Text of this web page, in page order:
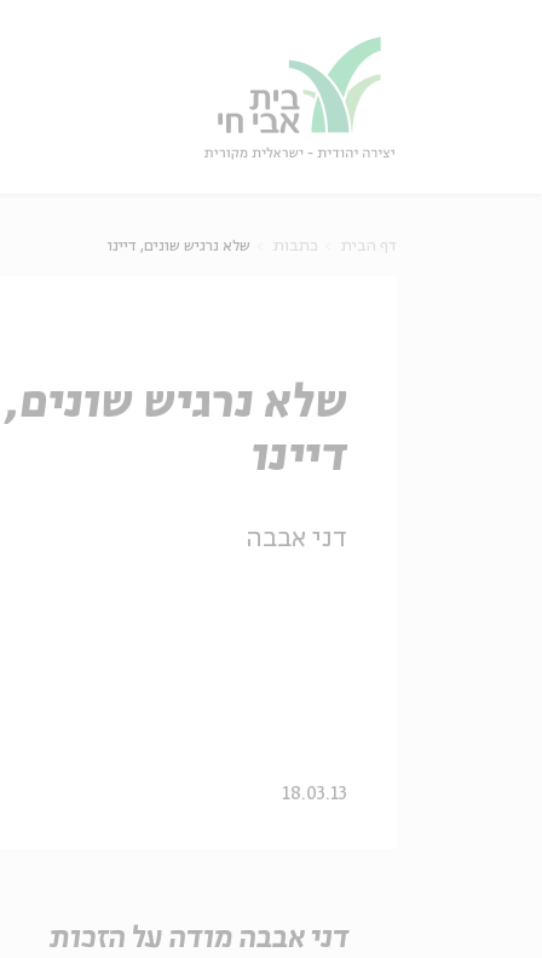
דף הבית כתבות שלא נרגיש שונים, דיינו
שלא נרגיש שונים,
דיינו
דני אבבה
18.03.13
דני אבבה מודה על הזכות